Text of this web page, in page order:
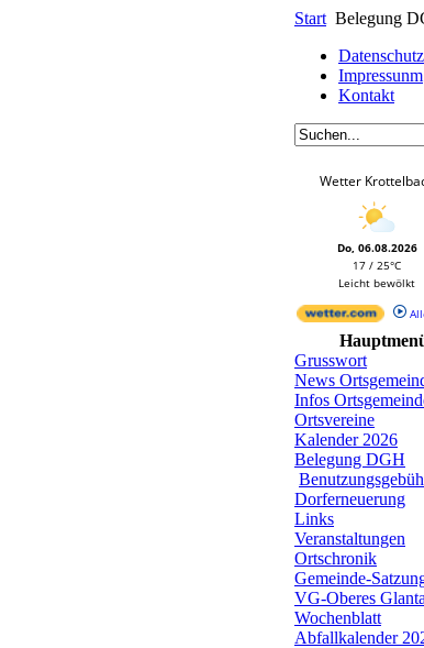
Start Belegung
Datenschutz
Impressunm
Kontakt
Wetter
Do, 06.08.2026
17 / 25°C
Leicht bewölkt
Grusswort
News
Infos
Ortsvereine
Kalender 2026
Belegung DGH
Dorferneuerung
Links
Veranstaltungen
Ortschronik
Gemeinde-
VG-Oberes
Wochenblatt
Abfallkalender